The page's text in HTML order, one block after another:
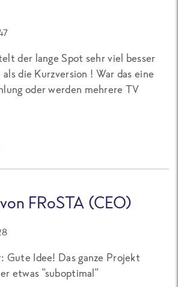
der lange Spot sehr viel besser
die Kurzversion ! War das eine
oder werden mehrere TV
FRoSTA (CEO)
Idee! Das ganze Projekt
etwas "suboptimal"